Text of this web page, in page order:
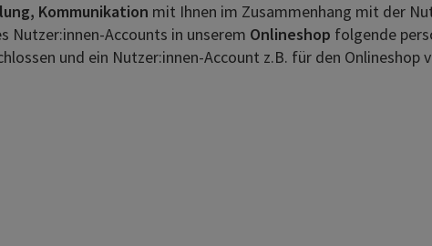
Kommunikation mit Ihnen im Zusammenhang mit der
Nutzer:innen-Accounts in unserem Onlineshop folgende
und ein Nutzer:innen-Account z.B. für den